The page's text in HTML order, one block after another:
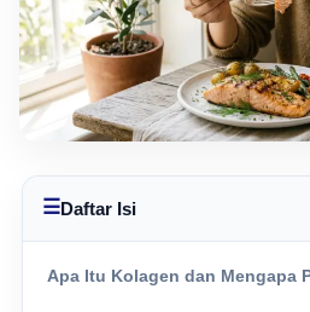
☰Daftar Isi
Apa Itu Kolagen dan Mengapa